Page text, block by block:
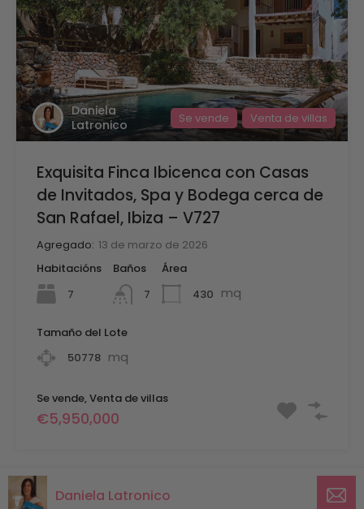
Daniela
Latronico
Se vende Venta de villas
Exquisita Finca Ibicenca con Casas
de Invitados, Spa y Bodega cerca de
San Rafael, Ibiza – V727
Agregado: 13 de marzo de 2026
Habitacións
7
Baños
7
Área
430 mq
Tamaño del Lote
50778 mq
Se vende, Venta de villas
€5,950,000
Daniela Latronico